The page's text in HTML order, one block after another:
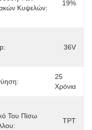
Κυψελών:
19%
36V
25
Χρόνια
Του Πίσω
TPT